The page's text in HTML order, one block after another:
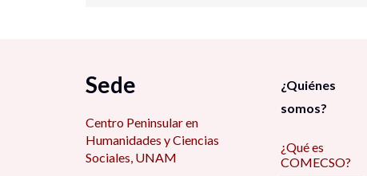
Sede
Centro Peninsular en
Humanidades y Ciencias
Sociales, UNAM
¿Quiénes
somos?
¿Qué es
COMECSO?